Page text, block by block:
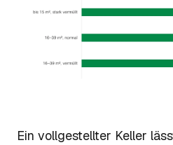
Ein vollgestellter Keller